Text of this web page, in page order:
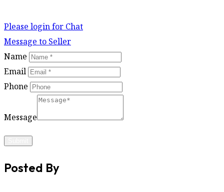
Please login for Chat
Message to Seller
Name
Email
Phone
Message
Posted By